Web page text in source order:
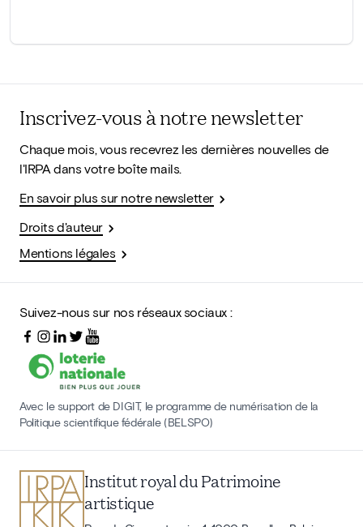
Inscrivez-vous à notre newsletter
Chaque mois, vous recevrez les dernières nouvelles de
l'IRPA dans votre boîte mails.
En savoir plus sur notre newsletter
Droits d'auteur
Mentions légales
Suivez-nous sur nos réseaux sociaux :
Avec le support de DIGIT, le programme de numérisation de la
Politique scientifique fédérale (BELSPO)
Institut royal du Patrimoine
artistique